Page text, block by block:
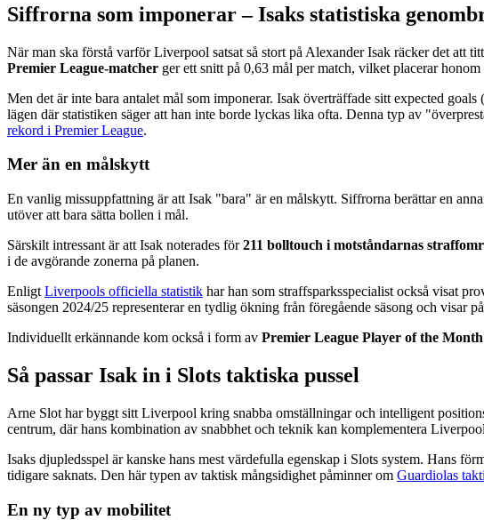
Siffrorna som imponerar – Isaks statistiska
När man ska förstå varför Liverpool satsat så stort på Alexander Isak räcker det att
Premier League-matcher ger ett snitt på 0,63 mål per match, vilket placerar
Men det är inte bara antalet mål som imponerar. Isak överträffade sitt expected
lägen där statistiken säger att han inte borde lyckas lika ofta. Denna typ av
rekord i Premier League.
Mer än en målskytt
En vanlig missuppfattning är att Isak "bara" är en målskytt. Siffrorna berättar en
utöver att bara sätta bollen i mål.
Särskilt intressant är att Isak noterades för211 bolltouch i motståndarnas
i de avgörande zonerna på planen.
Enligt Liverpools officiella statistik har han som straffsparksspecialist också visat
säsongen 2024/25 representerar en tydlig ökning från föregående säsong och visar
Individuellt erkännande kom också i form av Premier League Player of the Month
Så passar Isak in i Slots taktiska pussel
Arne Slot har byggt sitt Liverpool kring snabba omställningar och intelligent
centrum, där hans kombination av snabbhet och teknik kan komplementera
Isaks djupledsspel är kanske hans mest värdefulla egenskap i Slots system. Hans
tidigare saknats. Den här typen av taktisk mångsidighet påminner om Guardiolas
En ny typ av mobilitet